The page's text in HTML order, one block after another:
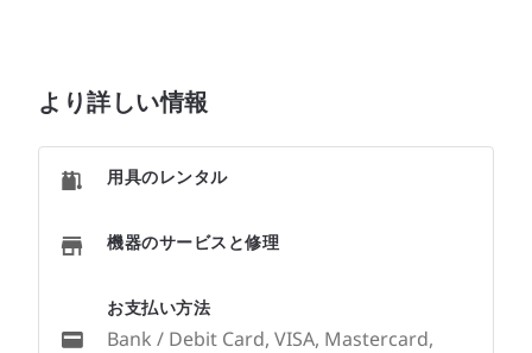
より詳しい情報
用具のレンタル
機器のサービスと修理
お支払い方法
Bank / Debit Card, VISA, Mastercard,